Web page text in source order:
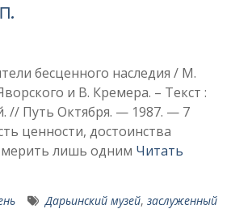
бесценного наследия / М.
и В. Кремера. – Текст :
// Путь Октября. — 1987. — 7
ценности, досто­инства
лишь одним Читать
Дарьинский музей, заслуженный